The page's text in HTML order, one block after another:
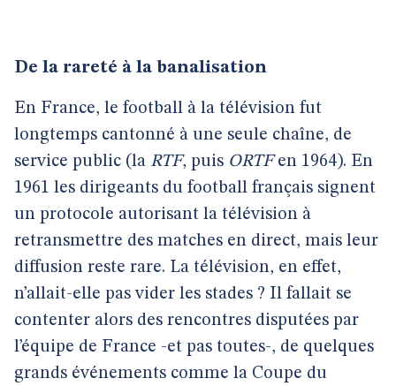
De la rareté à la banalisation
En France, le football à la télévision fut
longtemps cantonné à une seule chaîne, de
service public (la RTF, puis ORTFen 1964). En
1961 les dirigeants du football français signent
un protocole autorisant la télévision à
retransmettre des matches en direct, mais leur
diffusion reste rare. La télévision, en effet,
n’allait-elle pas vider les stades ? Il fallait se
contenter alors des rencontres disputées par
l’équipe de France -et pas toutes-, de quelques
grands événements comme la Coupe du